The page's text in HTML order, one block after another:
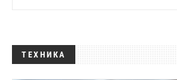
ТЕХНИКА